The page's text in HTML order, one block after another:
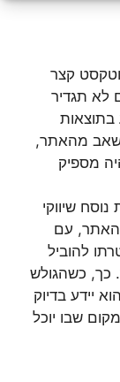
וטקסט קצר
לא תגדיר
מהאתר,
מספיק
שיווקי
האתר, עם
להוביל
כך, כשהגולש
יידע בדיוק
שבו יוכל